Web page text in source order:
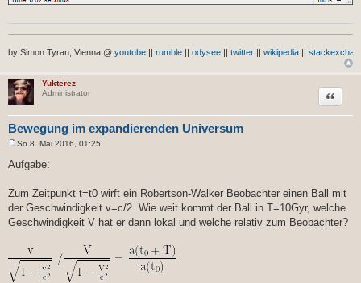
by Simon Tyran, Vienna @ youtube || rumble || odysee || twitter || wikipedia ||
Yukterez
Administrator
Bewegung im expandierenden Universum
Zitat
e
i
r
a
g
So 8. Mai 2016, 01:25
Aufgabe:
Zum Zeitpunkt t=t0 wirft ein Robertson-Walker Beobachter einen Ball mit
der Geschwindigkeit v=c/2. Wie weit kommt der Ball in T=10Gyr, welche
Geschwindigkeit V hat er dann lokal und welche relativ zum Beobachter?